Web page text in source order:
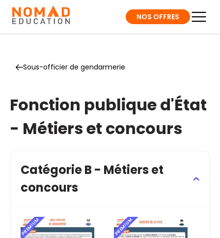
NOS OFFRES
Sous-officier de gendarmerie
Fonction publique d'État
- Métiers et concours
Catégorie B - Métiers et
concours
PREMIUM PREMIUM